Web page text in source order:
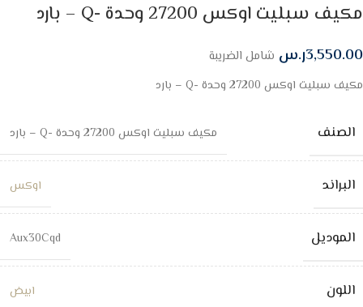
مكيف سبليت اوكس 27200 وحدة -Q – بارد
3,550.00ر.س شامل الضريبة
مكيف سبليت اوكس 27200 وحدة -Q – بارد
الصنف مكيف سبليت اوكس 27200 وحدة -Q – بارد
البراند اوكس
الموديل Aux30Cqd
اللون ابيض